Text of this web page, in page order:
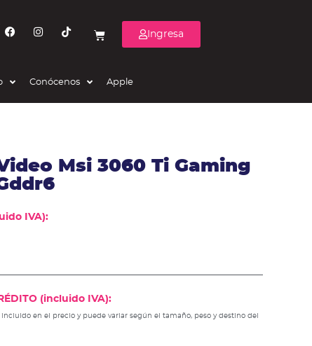
Ingresa
Conócenos Apple
Msi 3060 Ti Gaming
IVA):
(incluido IVA):
en el precio y puede variar según el tamaño, peso y destino del